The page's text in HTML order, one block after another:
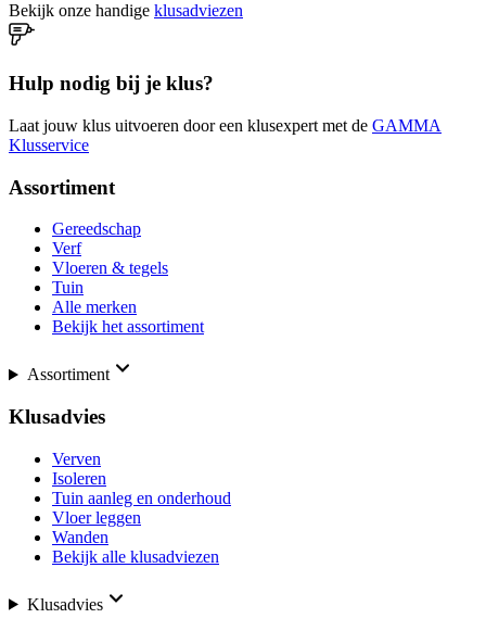
Bekijk onze handige klusadviezen
Hulp nodig bij je klus?
Laat jouw klus uitvoeren door een klusexpert met de GAMMA
Klusservice
Assortiment
Gereedschap
Verf
Vloeren & tegels
Tuin
Alle merken
Bekijk het assortiment
Assortiment
Klusadvies
Verven
Isoleren
Tuin aanleg en onderhoud
Vloer leggen
Wanden
Bekijk alle klusadviezen
Klusadvies